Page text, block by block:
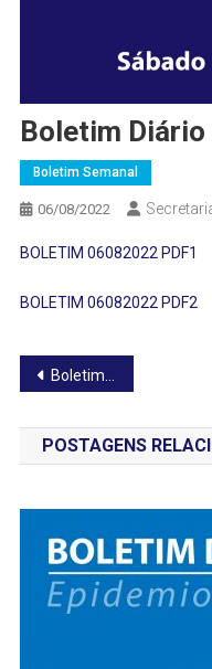
Boletim
Boletim Semanal
06/08/2022
BOLETIM 06082022 PDF1
BOLETIM 06082022 PDF2
Navegação
de
Post
Boletim Diário – 05/08/2022
POSTAGENS